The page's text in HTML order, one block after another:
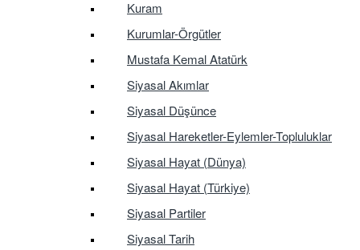
Kuram
Kurumlar-Örgütler
Mustafa Kemal Atatürk
Siyasal Akımlar
Siyasal Düşünce
Siyasal Hareketler-Eylemler-Topluluklar
Siyasal Hayat (Dünya)
Siyasal Hayat (Türkiye)
Siyasal Partiler
Siyasal Tarih